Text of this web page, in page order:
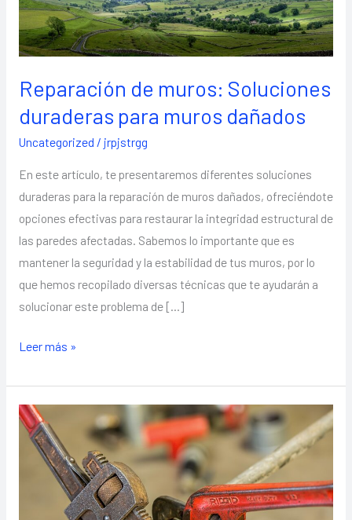
Reparación de muros: Soluciones
duraderas para muros dañados
Uncategorized / jrpjstrgg
En este artículo, te presentaremos diferentes soluciones
duraderas para la reparación de muros dañados, ofreciéndote
opciones efectivas para restaurar la integridad estructural de
las paredes afectadas. Sabemos lo importante que es
mantener la seguridad y la estabilidad de tus muros, por lo
que hemos recopilado diversas técnicas que te ayudarán a
solucionar este problema de […]
muros:
Soluciones
duraderas
muros
dañados
Leer más »
Reparación
de
fontanería:
Soluciones